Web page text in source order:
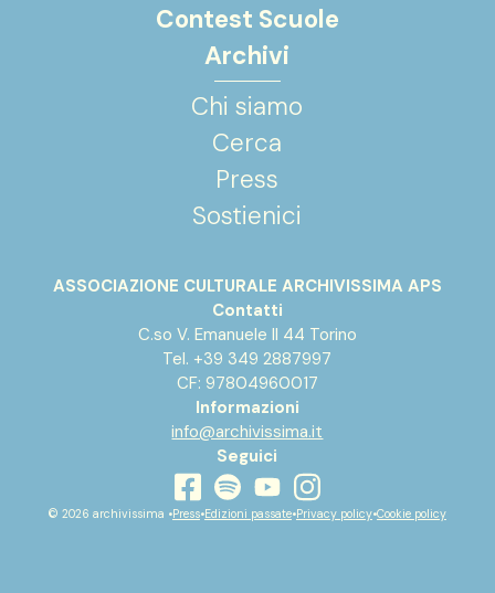
Contest Scuole
Archivi
Chi siamo
Cerca
Press
Sostienici
ASSOCIAZIONE CULTURALE ARCHIVISSIMA APS
Contatti
C.so V. Emanuele II 44 Torino
Tel. +39 349 2887997
CF: 97804960017
Informazioni
info@archivissima.it
Seguici
facebook
spotifyyoutubeinstagram
© 2026 archivissima •Press•Edizioni passate•Privacy policy•Cookie policy